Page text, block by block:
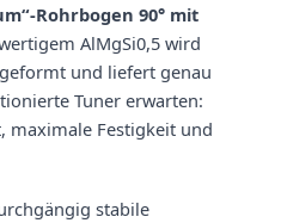
Rohrbogen 90° mit
AlMgSi0,5 wird
und liefert genau
Tuner erwarten:
maximale Festigkeit und
stabile